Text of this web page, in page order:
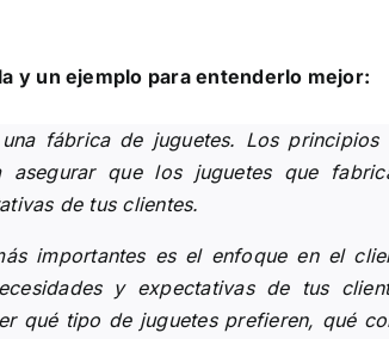
y un ejemplo para entenderlo mejor:
fábrica de juguetes. Los principios
que los juguetes que
de tus clientes.
importantes es el enfoque en el
y expectativas de tus
qué tipo de juguetes prefieren, qué